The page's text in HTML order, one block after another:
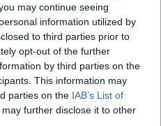
may continue seeing
information utilized by
to third parties prior to
opt-out of the further
by third parties on the
This information may
parties on the IAB’s List of
may further disclose it to other
Greatestalbum címadó
Holland műsorában: